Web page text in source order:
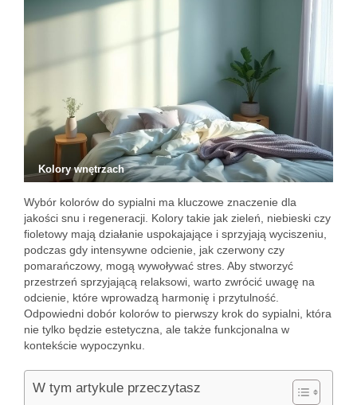
Kolory wnętrzach
Wybór kolorów do sypialni ma kluczowe znaczenie dla
jakości snu i regeneracji. Kolory takie jak zieleń, niebieski czy
fioletowy mają działanie uspokajające i sprzyjają wyciszeniu,
podczas gdy intensywne odcienie, jak czerwony czy
pomarańczowy, mogą wywoływać stres. Aby stworzyć
przestrzeń sprzyjającą relaksowi, warto zwrócić uwagę na
odcienie, które wprowadzą harmonię i przytulność.
Odpowiedni dobór kolorów to pierwszy krok do sypialni, która
nie tylko będzie estetyczna, ale także funkcjonalna w
kontekście wypoczynku.
W tym artykule przeczytasz